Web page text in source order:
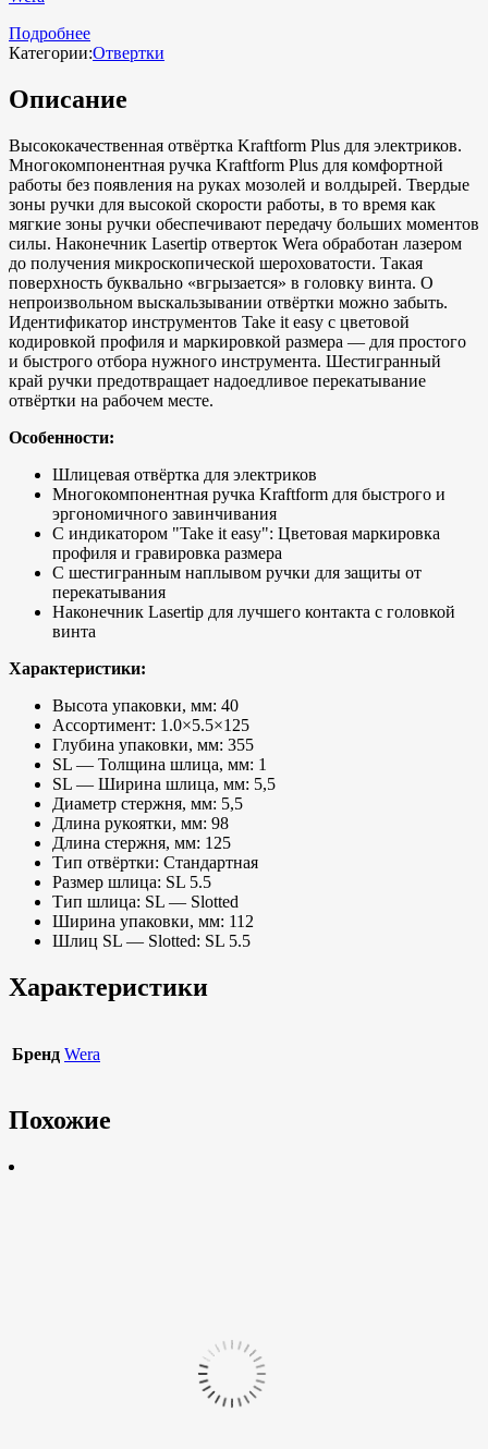
Подробнее
Категории:Отвертки
Описание
Высококачественная отвёртка Kraftform Plus для электриков.
Многокомпонентная ручка Kraftform Plus для комфортной
работы без появления на руках мозолей и волдырей. Твердые
зоны ручки для высокой скорости работы, в то время как
мягкие зоны ручки обеспечивают передачу больших моментов
силы. Наконечник Lasertip отверток Wera обработан лазером
до получения микроскопической шероховатости. Такая
поверхность буквально «вгрызается» в головку винта. О
непроизвольном выскальзывании отвёртки можно забыть.
Идентификатор инструментов Take it easy с цветовой
кодировкой профиля и маркировкой размера — для простого
и быстрого отбора нужного инструмента. Шестигранный
край ручки предотвращает надоедливое перекатывание
отвёртки на рабочем месте.
Особенности:
Шлицевая отвёртка для электриков
Многокомпонентная ручка Kraftform для быстрого и
эргономичного завинчивания
С индикатором "Take it easy": Цветовая маркировка
профиля и гравировка размера
С шестигранным наплывом ручки для защиты от
перекатывания
Наконечник Lasertip для лучшего контакта с головкой
винта
Характеристики:
Высота упаковки, мм: 40
Ассортимент: 1.0×5.5×125
Глубина упаковки, мм: 355
SL — Толщина шлица, мм: 1
SL — Ширина шлица, мм: 5,5
Диаметр стержня, мм: 5,5
Длина рукоятки, мм: 98
Длина стержня, мм: 125
Тип отвёртки: Стандартная
Размер шлица: SL 5.5
Тип шлица: SL — Slotted
Ширина упаковки, мм: 112
Шлиц SL — Slotted: SL 5.5
Характеристики
Бренд Wera
Похожие